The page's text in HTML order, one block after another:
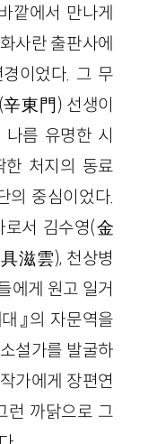
깥에서 만나게
사란 출판사에
이었다. 그 무
辛東門) 선생이
나름 유명한 시
한 처지의 동료
의 중심이었다.
로서 김수영(金
滋雲), 천상병
에게 원고 일거
』의 자문역을
설가를 발굴하
가에게 장편연
런 까닭으로 그